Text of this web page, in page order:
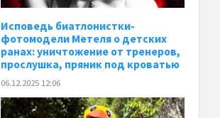
Исповедь биатлонистки-
фотомодели Метеля о детских
ранах: уничтожение от тренеров,
прослушка, пряник под кроватью
06.12.2025 12:06